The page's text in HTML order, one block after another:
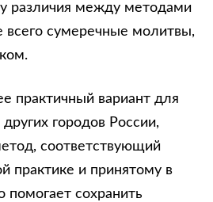
различия между методами
всего сумеречные молитвы,
практичный вариант для
городов России,
соответствующий
практике и принятому в
помогает сохранить